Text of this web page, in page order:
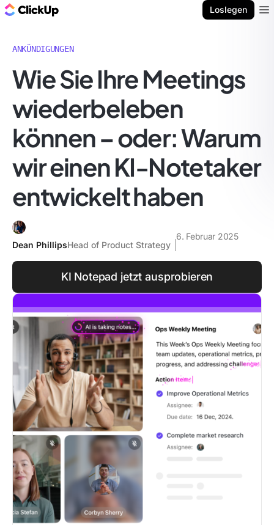
Loslegen
ANKÜNDIGUNGEN
Wie Sie Ihre Meetings
wiederbeleben
können – oder: Warum
wir einen KI-Notetaker
entwickelt haben
Dean PhillipsHead of Product Strategy
6. Februar 2025
KI Notepad jetzt ausprobieren